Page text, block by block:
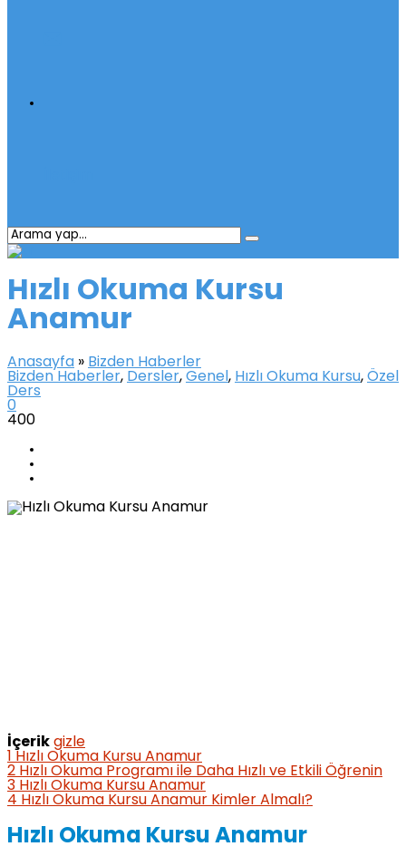
Hızlı Okuma Kursu
Anamur
Anasayfa » Bizden Haberler
Bizden Haberler, Dersler, Genel , Hızlı Okuma Kursu, Özel
Ders
0
400
İçerik gizle
Hızlı Okuma Kursu Anamur
2 Hızlı Okuma Programı ile Daha Hızlı ve Etkili Öğrenin
3 Hızlı Okuma Kursu Anamur
4 Hızlı Okuma Kursu Anamur Kimler Almalı?
Hızlı Okuma Kursu Anamur